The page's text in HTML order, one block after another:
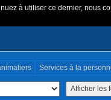
à utiliser ce dernier, nous
Services à la